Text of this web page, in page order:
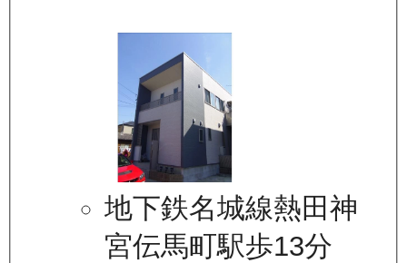
地下鉄名城線熱田神
宮伝馬町駅歩13分